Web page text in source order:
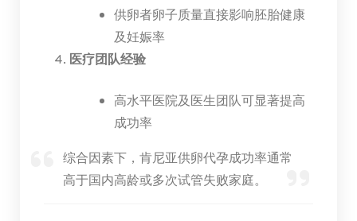
供卵者卵子质量直接影响胚胎健康
及妊娠率
医疗团队经验
高水平医院及医生团队可显著提高
成功率
综合因素下，肯尼亚供卵代孕成功率通常
高于国内高龄或多次试管失败家庭。